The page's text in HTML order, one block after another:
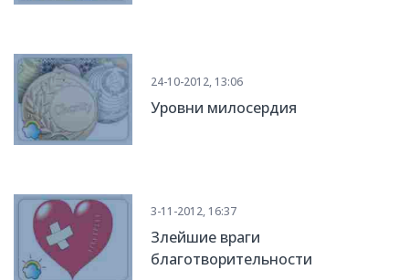
24-10-2012, 13:06
Уровни милосердия
3-11-2012, 16:37
Злейшие враги
благотворительности